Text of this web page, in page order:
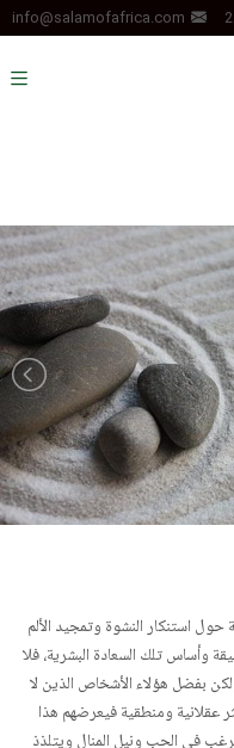
info@salamofafrica.com
استنكار النشوة وتمجيد الألم
وأساس تلك السعادة البشرية، فلا
بفضل هؤلاء الأشخاص الذين لا
عقلانية ومنطقية فيعرضهم هذا
في الحب ونيل المنال ويتلذذ